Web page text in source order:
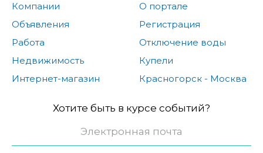
Компании
Объявления
Работа
Недвижимость
Интернет-магазин
О портале
Регистрация
Отключение воды
Купели
Красногорск - Москва
Хотите быть в курсе событий?